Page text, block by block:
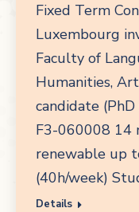
Fixed Term
Luxembourg
Faculty of
Humanities,
candidate
F3-060008 14
renewable up
(40h/week)
Details